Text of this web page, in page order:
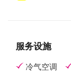
服务设施
冷气空调